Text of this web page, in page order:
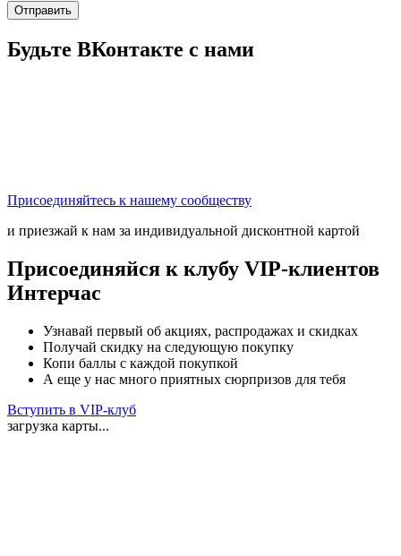
Отправить
Будьте ВКонтакте с нами
Присоединяйтесь к нашему сообществу
и приезжай к нам за индивидуальной дисконтной картой
Присоединяйся к клубу VIP-клиентов
Интерчас
Узнавай первый об акциях, распродажах и скидках
Получай скидку на следующую покупку
Копи баллы с каждой покупкой
А еще у нас много приятных сюрпризов для тебя
Вступить в VIP-клуб
загрузка карты...